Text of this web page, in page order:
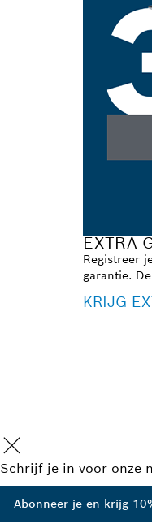
EXTRA
Registreer
garantie.
KRIJG
Schrijf je in voor onze
Abonneer je en krijg